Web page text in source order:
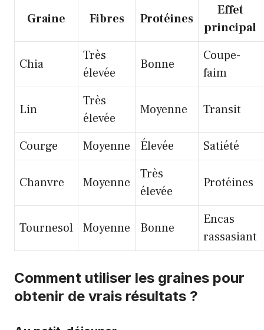
Graine Fibres Protéines
Effet
principal
Chia
Très
élevée
Bonne
Coupe-
faim
Lin
Très
élevée
Moyenne Transit
Courge Moyenne Élevée Satiété
Chanvre Moyenne
Très
élevée
Protéines
Tournesol Moyenne Bonne
Encas
rassasiant
Comment utiliser les graines pour
obtenir de vrais résultats ?